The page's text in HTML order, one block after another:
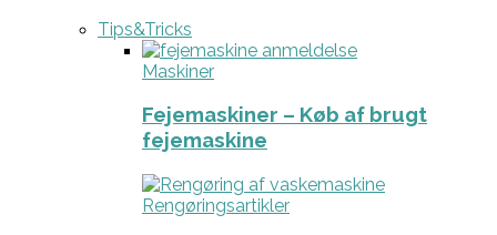
Tips&Tricks
Maskiner
Fejemaskiner – Køb af brugt
fejemaskine
Rengøringsartikler